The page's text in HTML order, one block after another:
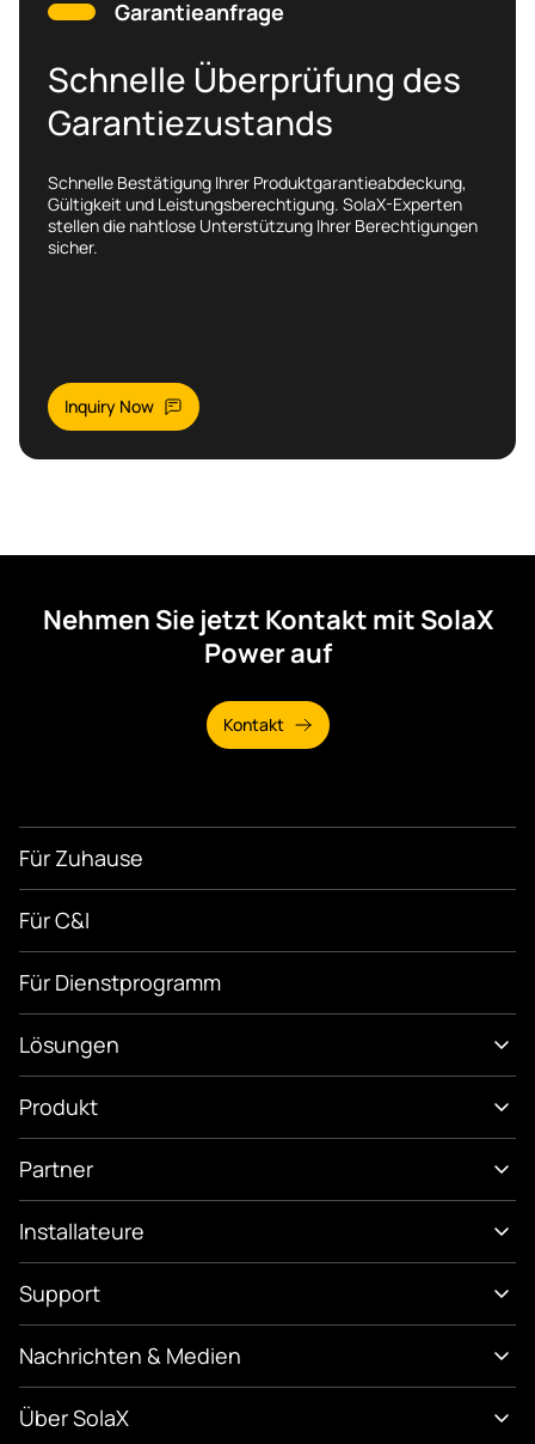
Garantieanfrage
Schnelle Überprüfung des
Garantiezustands
Schnelle Bestätigung Ihrer Produktgarantieabdeckung,
Gültigkeit und Leistungsberechtigung. SolaX-Experten
stellen die nahtlose Unterstützung Ihrer Berechtigungen
sicher.
Inquiry Now
Nehmen Sie jetzt Kontakt mit SolaX
Power auf
Kontakt
Für Zuhause
Für C&I
Für Dienstprogramm
Lösungen
Produkt
Partner
Installateure
Support
Nachrichten & Medien
Über SolaX